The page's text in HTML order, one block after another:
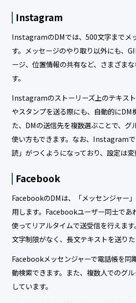
Instagram
InstagramのDMでは、500文字までメ
す。メッセージのやり取り以外にも、
ージ、位置情報の共有など、さまざま
す。
Instagramのストーリーズ上のテキス
やスタンプを送る際にも、自動的にDM
た、DMの送信先を複数選ぶことで、グ
使い方もできます。なお、Instagram
読」がつくようになっており、設定は変
Facebook
FacebookのDMは、「メッセンジャー
用します。Facebookユーザー同士であ
使ってリアルタイムで送受信を行えま
文字制限がなく、長文テキストを送りた
Facebookメッセンジャーで電話帳を同
動検索できます。また、複数人でのグ
しています。